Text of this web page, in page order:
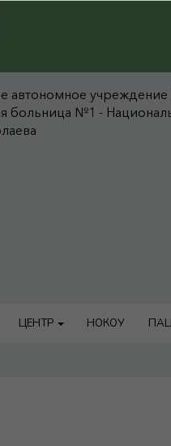
автономное учреждение
больница №1 -
ЦЕНТР НОКОУ